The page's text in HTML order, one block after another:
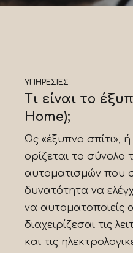
ΥΠΗΡΕΣΙΕΣ
Τι είναι το
Home);
Ως «έξυπνο σπίτι»,
ορίζεται το σύνολο
αυτοματισμών που
δυνατότητα να
να αυτοματοποιείς
διαχειρίζεσαι τις
και τις